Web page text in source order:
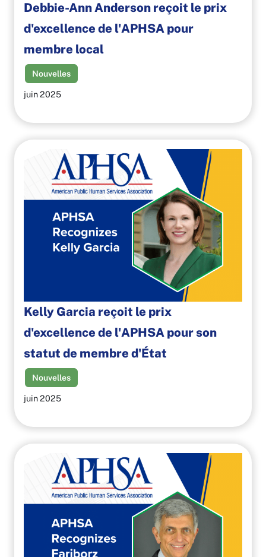
Debbie-Ann Anderson reçoit le prix
d'excellence de l'APHSA pour
membre local
Nouvelles
juin 2025
Kelly Garcia reçoit le prix
d'excellence de l'APHSA pour son
statut de membre d'État
Nouvelles
juin 2025